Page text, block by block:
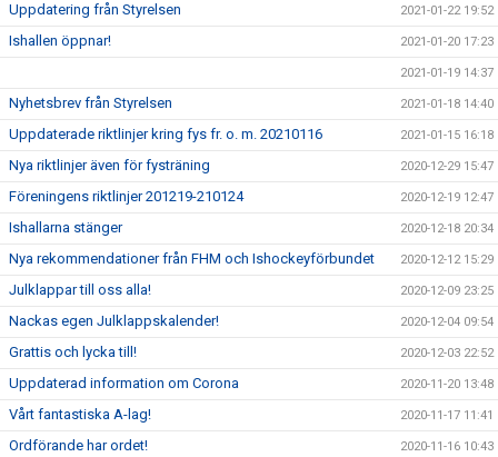
Uppdatering från Styrelsen 2021-01-22 19:52
Ishallen öppnar! 2021-01-20 17:23
2021-01-19 14:37
Nyhetsbrev från Styrelsen 2021-01-18 14:40
Uppdaterade riktlinjer kring fys fr. o. m. 20210116 2021-01-15 16:18
Nya riktlinjer även för fysträning 2020-12-29 15:47
Föreningens riktlinjer 201219-210124 2020-12-19 12:47
Ishallarna stänger 2020-12-18 20:34
Nya rekommendationer från FHM och Ishockeyförbundet 2020-12-12 15:29
Julklappar till oss alla! 2020-12-09 23:25
Nackas egen Julklappskalender! 2020-12-04 09:54
Grattis och lycka till! 2020-12-03 22:52
Uppdaterad information om Corona 2020-11-20 13:48
Vårt fantastiska A-lag! 2020-11-17 11:41
Ordförande har ordet! 2020-11-16 10:43